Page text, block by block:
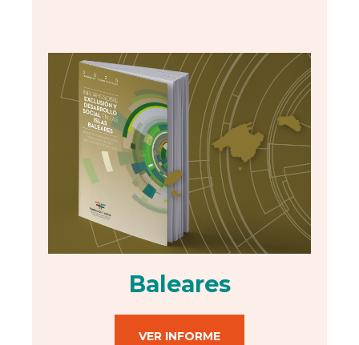
Baleares
VER INFORME